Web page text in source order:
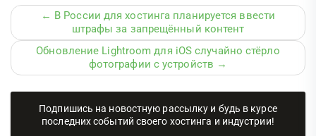
← В России для хостинга планируется ввести
штрафы за запрещённый контент
Обновление Lightroom для iOS случайно стёрло
фотографии с устройств →
Подпишись на новостную рассылку и будь в курсе
последних событий своего хостинга и индустрии!